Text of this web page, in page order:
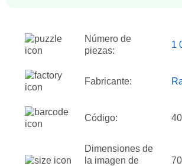
Número de
piezas:
1
Fabricante:
Código:
Dimensiones de
la imagen de